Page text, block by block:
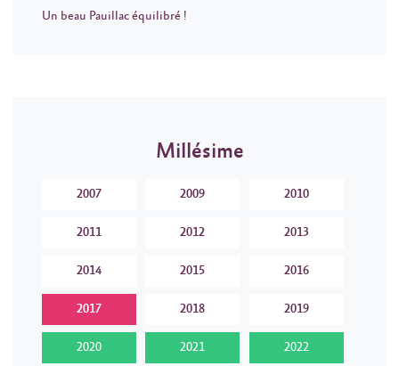
Un beau Pauillac équilibré !
Millésime
2007 2009 2010
2011 2012 2013
2014 2015 2016
2017 2018 2019
2020 2021 2022